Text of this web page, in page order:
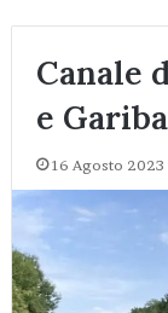
Canale
e
16 Agosto 2023